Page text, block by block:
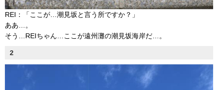
REI：「ここが…潮見坂と言う所ですか？」
ああ…。
そう…REIちゃん…ここが遠州灘の潮見坂海岸だ…。
2